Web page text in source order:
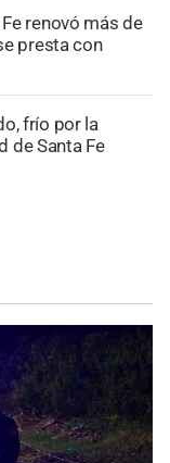
renovó más de
presta con
frío por la
de Santa Fe